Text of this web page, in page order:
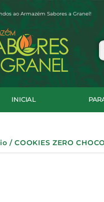
ao Armazém Sabores a Granel!
INICIAL
/ COOKIES ZERO